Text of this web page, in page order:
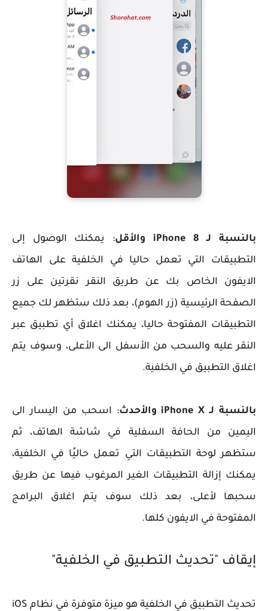
بالنسبة لـ iPhone 8 والأقل
: يمكنك الوصول إلى
التطبيقات التي تعمل حاليا في الخلفية على الهاتف
الايفون الخاص بك عن طريق النقر نقرتين على زر
الصفحة الرئيسية (زر الهوم)، بعد ذلك ستظهر لك جميع
التطبيقات المفتوحة حاليا، يمكنك اغلاق أي تطبيق عبر
النقر عليه والسحب من الأسفل الى الأعلى، وسوف يتم
اغلاق التطبيق في الخلفية.
بالنسبة لـ iPhone X والأحدث
: اسحب من اليسار الى
اليمين من الحافة السفلية في شاشة الهاتف، ثم
ستظهر لوحة التطبيقات التي تعمل حاليًا في الخلفية،
يمكنك إزالة التطبيقات الغير المرغوب فيها عن طريق
سحبها لأعلى، بعد ذلك سوف يتم اغلاق البرامج
المفتوحة في الايفون كلها.
إيقاف "تحديث التطبيق في الخلفية"
تحديث التطبيق في الخلفية هو ميزة متوفرة في نظام iOS